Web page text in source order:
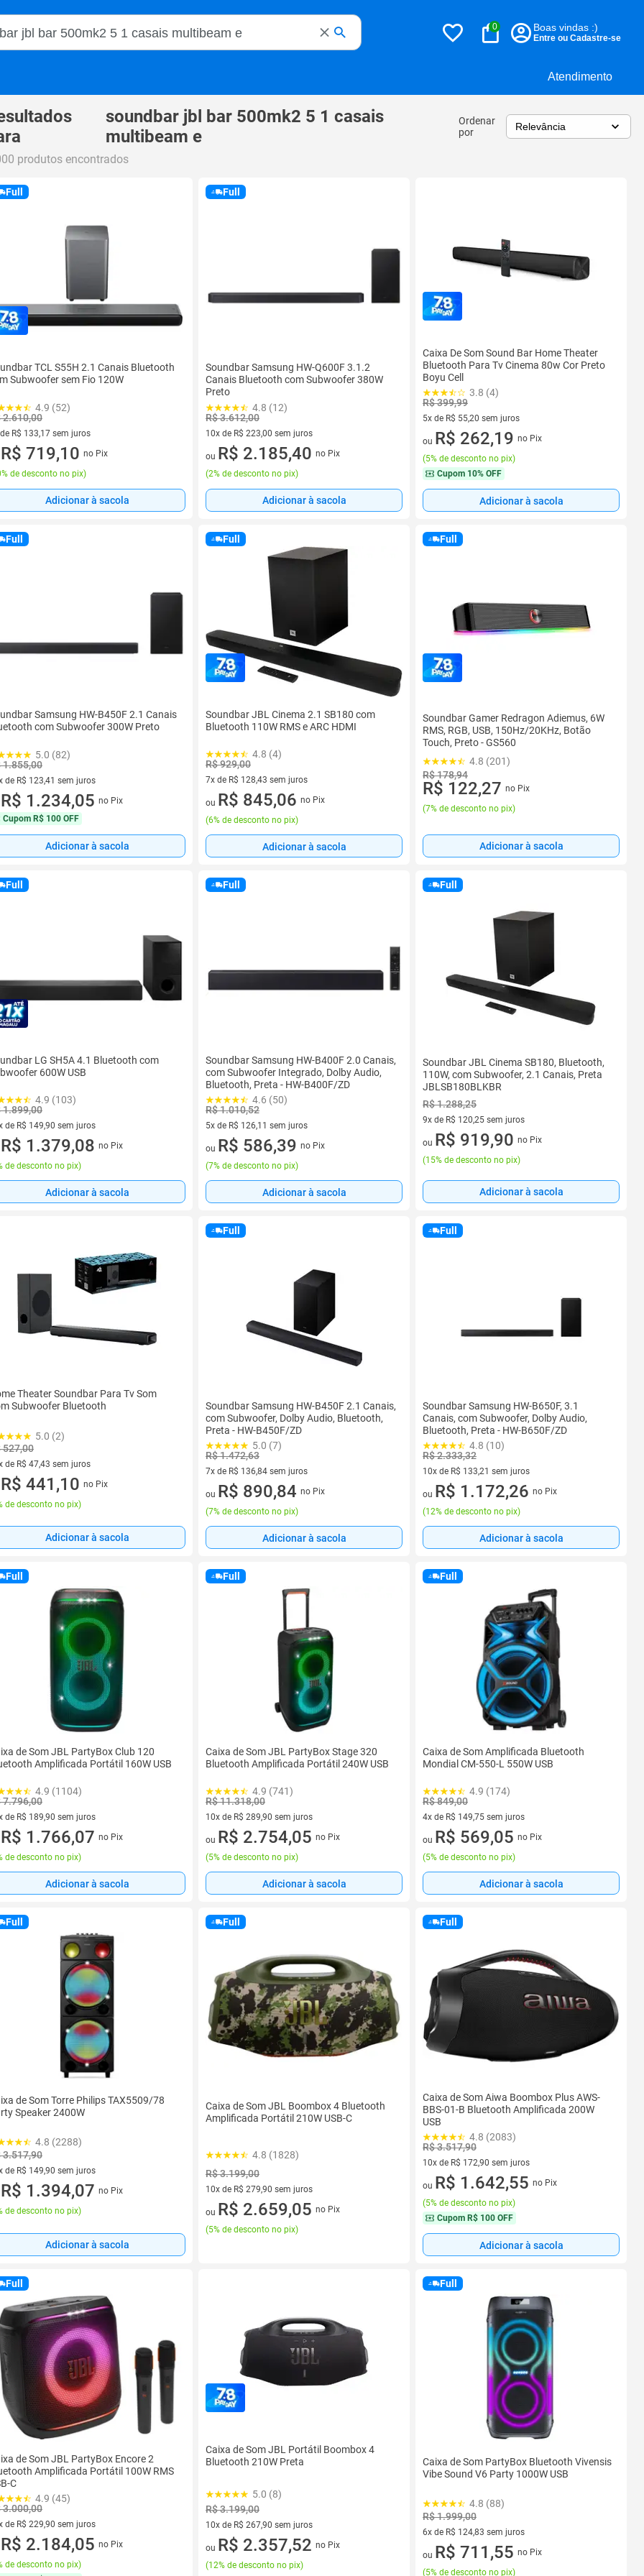
Atendimento
Magalu
0 Boas vindas :)
Entre ou Cadastre-se
soundbar jbl bar 500mk2 5 1 casais
multibeam e
Ordenar
por
produtos encontrados
Full
TCL S55H 2.1 Canais Bluetooth
Subwoofer sem Fio 120W
4.9 (52)
2.610,00
R$ 133,17 sem juros
de R$ 133,17 sem juros
R$ 719,10 no Pix
de desconto no pix)
Adicionar à sacola
Full
Soundbar Samsung HW-Q600F 3.1.2
Canais Bluetooth com Subwoofer 380W
Preto
4.8 (12)
R$ 3.612,00
10x de R$ 223,00 sem juros
10 vez de R$ 223,00 sem juros
ou R$ 2.185,40 no Pix
(2% de desconto no pix)
Adicionar à sacola
Caixa De Som Sound Bar Home Theater
Bluetooth Para Tv Cinema 80w Cor Preto
Boyu Cell
3.8 (4)
R$ 399,99
5x de R$ 55,20 sem juros
5 vez de R$ 55,20 sem juros
ou R$ 262,19 no Pix
(5% de desconto no pix)
Cupom 10% OFF
Adicionar à sacola
Full
Samsung HW-B450F 2.1 Canais
com Subwoofer 300W Preto
5.0 (82)
1.855,00
de R$ 123,41 sem juros
vez de R$ 123,41 sem juros
R$ 1.234,05 no Pix
Cupom R$ 100 OFF
Adicionar à sacola
Full
Soundbar JBL Cinema 2.1 SB180 com
Bluetooth 110W RMS e ARC HDMI
4.8 (4)
R$ 929,00
7x de R$ 128,43 sem juros
7 vez de R$ 128,43 sem juros
ou R$ 845,06 no Pix
(6% de desconto no pix)
Adicionar à sacola
Full
Soundbar Gamer Redragon Adiemus, 6W
RMS, RGB, USB, 150Hz/20KHz, Botão
Touch, Preto - GS560
4.8 (201)
R$ 178,94
R$ 122,27 no Pix
(7% de desconto no pix)
Adicionar à sacola
Full
LG SH5A 4.1 Bluetooth com
600W USB
4.9 (103)
1.899,00
de R$ 149,90 sem juros
vez de R$ 149,90 sem juros
R$ 1.379,08 no Pix
de desconto no pix)
Adicionar à sacola
Full
Soundbar Samsung HW-B400F 2.0 Canais,
com Subwoofer Integrado, Dolby Audio,
Bluetooth, Preta - HW-B400F/ZD
4.6 (50)
R$ 1.010,52
5x de R$ 126,11 sem juros
5 vez de R$ 126,11 sem juros
ou R$ 586,39 no Pix
(7% de desconto no pix)
Adicionar à sacola
Full
Soundbar JBL Cinema SB180, Bluetooth,
110W, com Subwoofer, 2.1 Canais, Preta
JBLSB180BLKBR
R$ 1.288,25
9x de R$ 120,25 sem juros
9 vez de R$ 120,25 sem juros
ou R$ 919,90 no Pix
(15% de desconto no pix)
Adicionar à sacola
Theater Soundbar Para Tv Som
Subwoofer Bluetooth
5.0 (2)
527,00
de R$ 47,43 sem juros
vez de R$ 47,43 sem juros
R$ 441,10 no Pix
de desconto no pix)
Adicionar à sacola
Full
Soundbar Samsung HW-B450F 2.1 Canais,
com Subwoofer, Dolby Audio, Bluetooth,
Preta - HW-B450F/ZD
5.0 (7)
R$ 1.472,63
7x de R$ 136,84 sem juros
7 vez de R$ 136,84 sem juros
ou R$ 890,84 no Pix
(7% de desconto no pix)
Adicionar à sacola
Full
Soundbar Samsung HW-B650F, 3.1
Canais, com Subwoofer, Dolby Audio,
Bluetooth, Preta - HW-B650F/ZD
4.8 (10)
R$ 2.333,32
10x de R$ 133,21 sem juros
10 vez de R$ 133,21 sem juros
ou R$ 1.172,26 no Pix
(12% de desconto no pix)
Adicionar à sacola
Full
de Som JBL PartyBox Club 120
Amplificada Portátil 160W USB
4.9 (1104)
7.796,00
de R$ 189,90 sem juros
vez de R$ 189,90 sem juros
R$ 1.766,07 no Pix
de desconto no pix)
Adicionar à sacola
Full
Caixa de Som JBL PartyBox Stage 320
Bluetooth Amplificada Portátil 240W USB
4.9 (741)
R$ 11.318,00
10x de R$ 289,90 sem juros
10 vez de R$ 289,90 sem juros
ou R$ 2.754,05 no Pix
(5% de desconto no pix)
Adicionar à sacola
Full
Caixa de Som Amplificada Bluetooth
Mondial CM-550-L 550W USB
4.9 (174)
R$ 849,00
4x de R$ 149,75 sem juros
4 vez de R$ 149,75 sem juros
ou R$ 569,05 no Pix
(5% de desconto no pix)
Adicionar à sacola
Full
de Som Torre Philips TAX5509/78
Speaker 2400W
4.8 (2288)
3.517,90
de R$ 149,90 sem juros
vez de R$ 149,90 sem juros
R$ 1.394,07 no Pix
de desconto no pix)
Adicionar à sacola
Full
Caixa de Som JBL Boombox 4 Bluetooth
Amplificada Portátil 210W USB-C
4.8 (1828)
R$ 3.199,00
10x de R$ 279,90 sem juros
10 vez de R$ 279,90 sem juros
ou R$ 2.659,05 no Pix
(5% de desconto no pix)
Full
Caixa de Som Aiwa Boombox Plus AWS-
BBS-01-B Bluetooth Amplificada 200W
USB
4.8 (2083)
R$ 3.517,90
10x de R$ 172,90 sem juros
10 vez de R$ 172,90 sem juros
ou R$ 1.642,55 no Pix
(5% de desconto no pix)
Cupom R$ 100 OFF
Adicionar à sacola
Full
de Som JBL PartyBox Encore 2
Amplificada Portátil 100W RMS
C
4.9 (45)
3.000,00
de R$ 229,90 sem juros
vez de R$ 229,90 sem juros
R$ 2.184,05 no Pix
de desconto no pix)
Caixa de Som JBL Portátil Boombox 4
Bluetooth 210W Preta
5.0 (8)
R$ 3.199,00
10x de R$ 267,90 sem juros
10 vez de R$ 267,90 sem juros
ou R$ 2.357,52 no Pix
(12% de desconto no pix)
Full
Caixa de Som PartyBox Bluetooth Vivensis
Vibe Sound V6 Party 1000W USB
4.8 (88)
R$ 1.999,00
6x de R$ 124,83 sem juros
6 vez de R$ 124,83 sem juros
ou R$ 711,55 no Pix
(5% de desconto no pix)